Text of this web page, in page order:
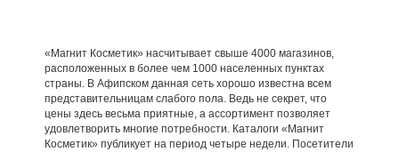
«Магнит Косметик» насчитывает свыше 4000 магазинов,
расположенных в более чем 1000 населенных пунктах
страны. В Афипском данная сеть хорошо известна всем
представительницам слабого пола. Ведь не секрет, что
цены здесь весьма приятные, а ассортимент позволяет
удовлетворить многие потребности. Каталоги «Магнит
Косметик» публикует на период четыре недели. Посетители